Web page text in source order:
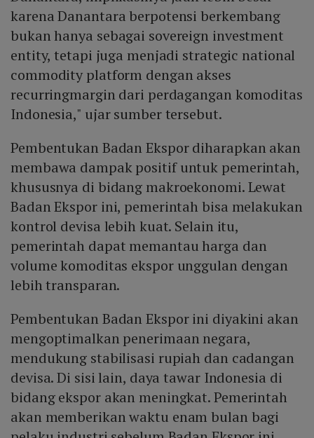
karena Danantara berpotensi berkembang
bukan hanya sebagai sovereign investment
entity, tetapi juga menjadi strategic national
commodity platform dengan akses
recurringmargin dari perdagangan komoditas
Indonesia," ujar sumber tersebut.
Pembentukan Badan Ekspor diharapkan akan
membawa dampak positif untuk pemerintah,
khususnya di bidang makroekonomi. Lewat
Badan Ekspor ini, pemerintah bisa melakukan
kontrol devisa lebih kuat. Selain itu,
pemerintah dapat memantau harga dan
volume komoditas ekspor unggulan dengan
lebih transparan.
Pembentukan Badan Ekspor ini diyakini akan
mengoptimalkan penerimaan negara,
mendukung stabilisasi rupiah dan cadangan
devisa. Di sisi lain, daya tawar Indonesia di
bidang ekspor akan meningkat. Pemerintah
akan memberikan waktu enam bulan bagi